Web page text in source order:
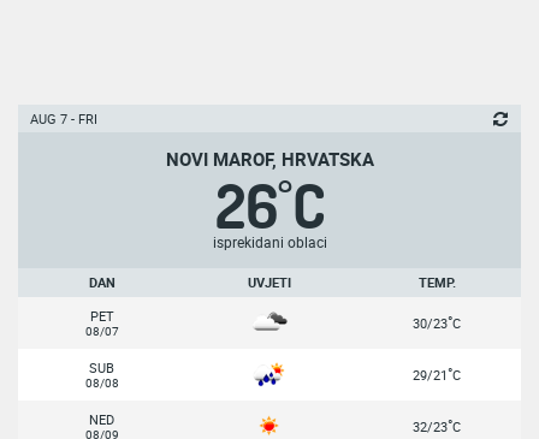
AUG 7 - FRI
NOVI MAROF, HRVATSKA
26°C
isprekidani oblaci
DAN UVJETI
TEMP.
PET
08/07 30/23°C
SUB
08/08 29/21°C
NED
08/09 32/23°C